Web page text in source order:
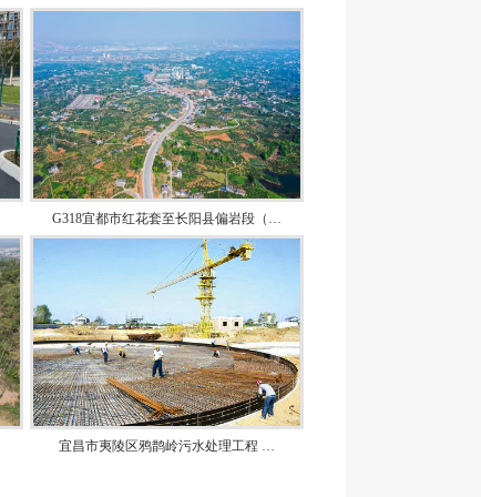
G318宜都市红花套至长阳县偏岩段（…
宜昌市夷陵区鸦鹊岭污水处理工程 …